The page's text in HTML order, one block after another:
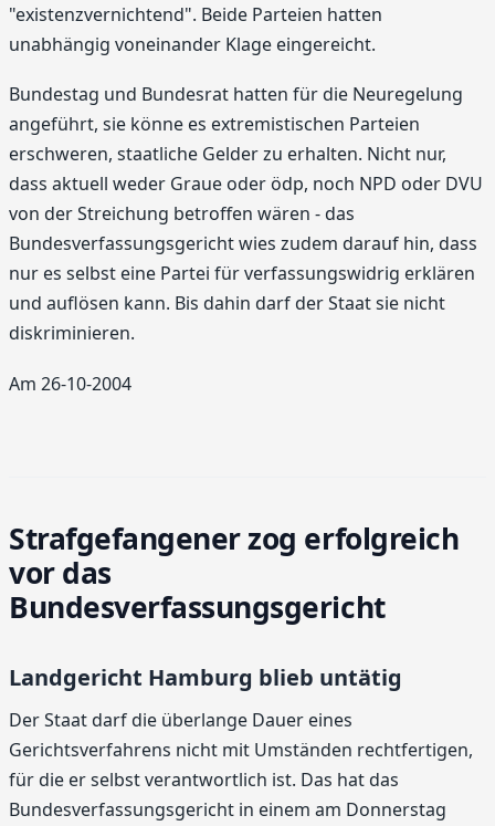
"existenzvernichtend". Beide Parteien hatten
unabhängig voneinander Klage eingereicht.
Bundestag und Bundesrat hatten für die Neuregelung
angeführt, sie könne es extremistischen Parteien
erschweren, staatliche Gelder zu erhalten. Nicht nur,
dass aktuell weder Graue oder ödp, noch NPD oder DVU
von der Streichung betroffen wären - das
Bundesverfassungsgericht wies zudem darauf hin, dass
nur es selbst eine Partei für verfassungswidrig erklären
und auflösen kann. Bis dahin darf der Staat sie nicht
diskriminieren.
Am 26-10-2004
Strafgefangener zog erfolgreich
vor das
Bundesverfassungsgericht
Landgericht Hamburg blieb untätig
Der Staat darf die überlange Dauer eines
Gerichtsverfahrens nicht mit Umständen rechtfertigen,
für die er selbst verantwortlich ist. Das hat das
Bundesverfassungsgericht in einem am Donnerstag